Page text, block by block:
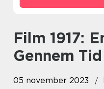
Film 1917: En Episk Rejse
Gennem Tid
05 november 2023